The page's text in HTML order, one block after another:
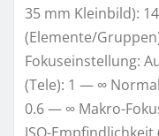
35 mm Kleinbild):
(Elemente/
Fokuseinstellung:
(Tele): 1 — ∞
0.6 — ∞ Makro-